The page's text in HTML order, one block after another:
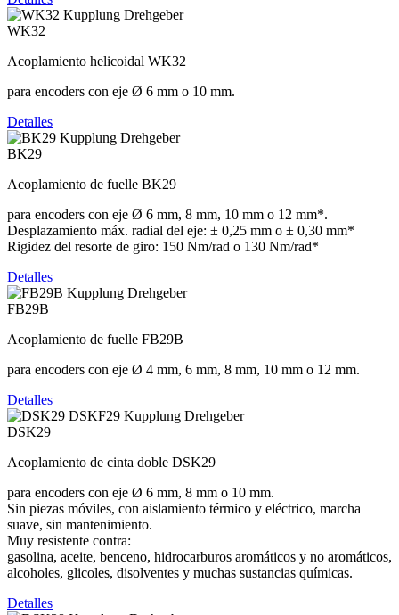
WK32
Acoplamiento helicoidal WK32
para encoders con eje Ø 6 mm o 10 mm.
Detalles
BK29
Acoplamiento de fuelle BK29
para encoders con eje Ø 6 mm, 8 mm, 10 mm o 12 mm*.
Desplazamiento máx. radial del eje: ± 0,25 mm o ± 0,30 mm*
Rigidez del resorte de giro: 150 Nm/rad o 130 Nm/rad*
Detalles
FB29B
Acoplamiento de fuelle FB29B
para encoders con eje Ø 4 mm, 6 mm, 8 mm, 10 mm o 12 mm.
Detalles
DSK29
Acoplamiento de cinta doble DSK29
para encoders con eje Ø 6 mm, 8 mm o 10 mm.
Sin piezas móviles, con aislamiento térmico y eléctrico, marcha
suave, sin mantenimiento.
Muy resistente contra:
gasolina, aceite, benceno, hidrocarburos aromáticos y no aromáticos,
alcoholes, glicoles, disolventes y muchas sustancias químicas.
Detalles